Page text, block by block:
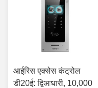
आईरिस एक्सेस कंट्रोल
डी20ई: द्विआधारी, 10,000